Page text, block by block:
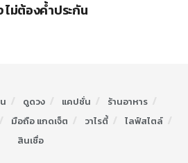
ไม่ต้องค้ำประกัน
ดูดวง แคปชั่น
ร้านอาหาร
มือถือ แกดเจ็ต วาไรตี้
ไลฟ์สไตล์
สินเชื่อ